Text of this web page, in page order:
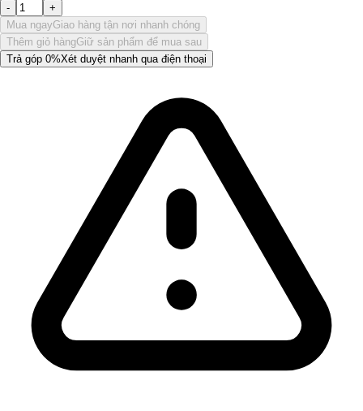
-
+
Mua ngayGiao hàng tận nơi nhanh chóng
Thêm giỏ hàngGiữ sản phẩm để mua sau
Trả góp 0%Xét duyệt nhanh qua điện thoại